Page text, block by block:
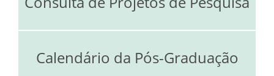
Calendário da Pós-Graduação